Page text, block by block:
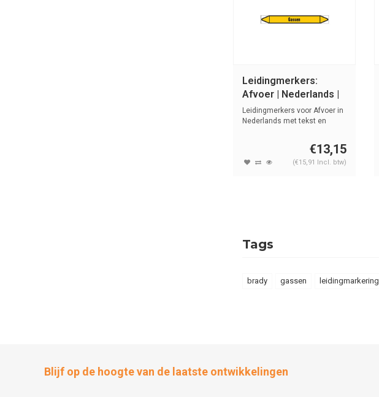
Leidingmerkers:
Afvoer | Nederlands |
Gassen
Leidingmerkers voor Afvoer in
Nederlands met tekst en
€13,15
(€15,91 Incl. btw)
Tags
brady gassen leidingmarkering
Blijf op de hoogte van de laatste ontwikkelingen